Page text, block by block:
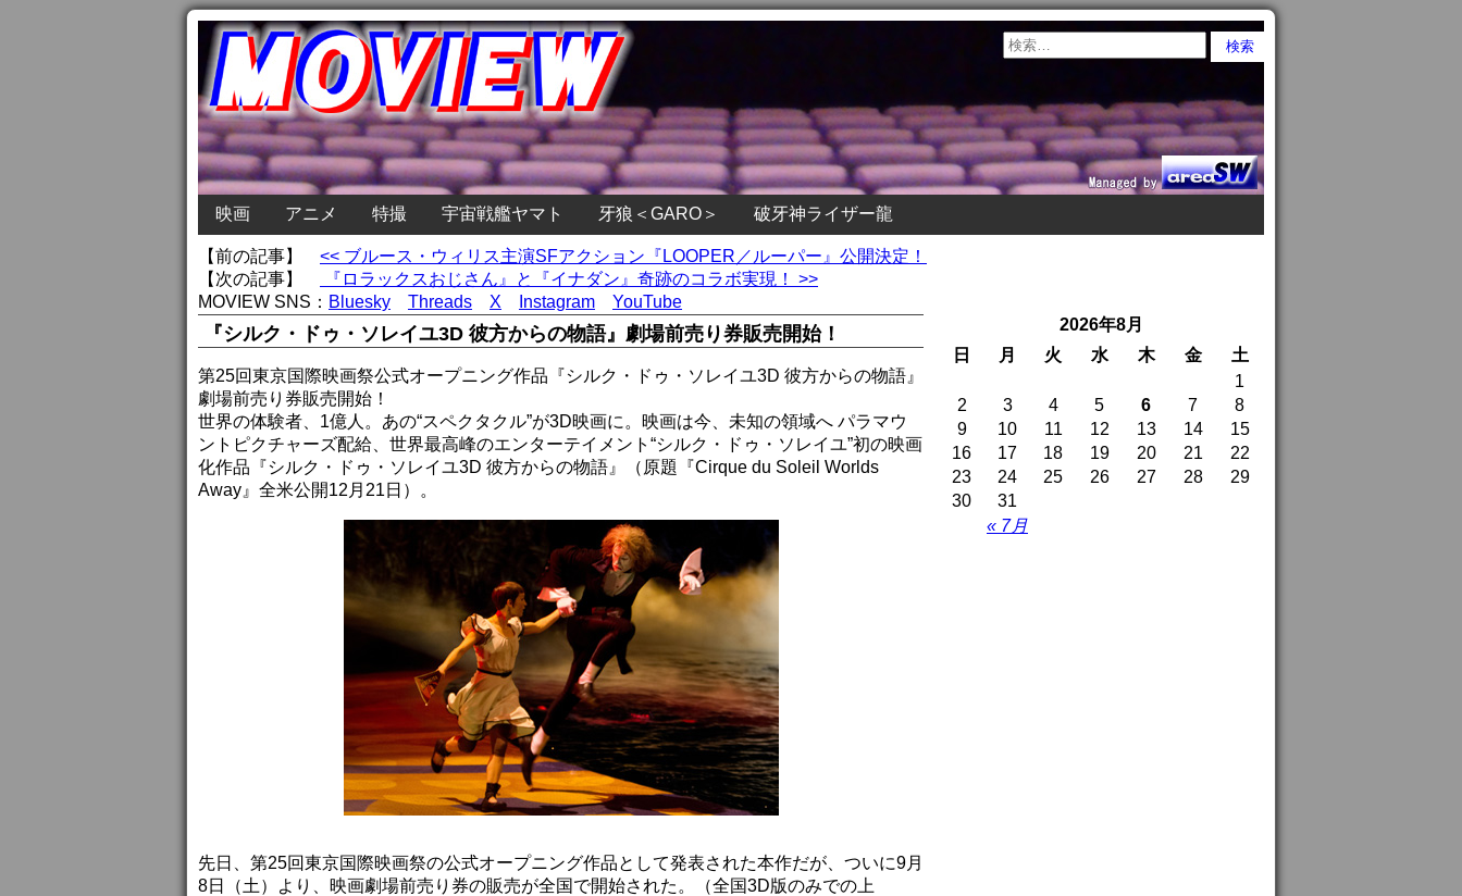
映画 アニメ 特撮 宇宙戦艦ヤマト 牙狼＜GARO＞ 破牙神ライザー龍
【前の記事】 << ブルース・ウィリス主演SFアクション『LOOPER／ルーパー』公開決定！
【次の記事】
『ロラックスおじさん』と『イナダン』奇跡のコラボ実現！ >>
MOVIEW SNS： Bluesky Threads X Instagram YouTube
『シルク・ドゥ・ソレイユ3D 彼方からの物語』劇場前売り券販売開始！
第25回東京国際映画祭公式オープニング作品『シルク・ドゥ・ソレイユ3D 彼方からの物語』
劇場前売り券販売開始！
世界の体験者、1億人。あの“スペクタクル”が3D映画に。映画は今、未知の領域へ パラマウ
ントピクチャーズ配給、世界最高峰のエンターテイメント“シルク・ドゥ・ソレイユ”初の映画
化作品『シルク・ドゥ・ソレイユ3D 彼方からの物語』（原題『Cirque du Soleil Worlds
Away』全米公開12月21日）。
先日、第25回東京国際映画祭の公式オープニング作品として発表された本作だが、ついに9月
8日（土）より、映画劇場前売り券の販売が全国で開始された。（全国3D版のみでの上
2026年8月
日
月 火 水 木 金 土
« 7月
1
2
3 4 5 6 7
8
9
10 11 12 13 14
15
16
17 18 19 20 21
22
23
24 25 26 27 28
29
30
31